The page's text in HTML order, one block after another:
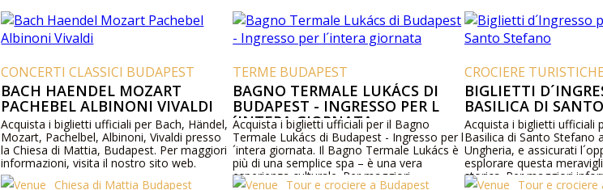
CONCERTI CLASSICI BUDAPEST
BACH HAENDEL MOZART
PACHEBEL ALBINONI VIVALDI
Acquista i biglietti ufficiali per Bach, Händel,
Mozart, Pachelbel, Albinoni, Vivaldi presso
la Chiesa di Mattia, Budapest. Per maggiori
informazioni, visita il nostro sito web.
Chiesa di Mattia Budapest
TERME BUDAPEST
BAGNO TERMALE LUKÁCS DI
BUDAPEST - INGRESSO PER L
´INTERA GIORNATA
Acquista i biglietti ufficiali per il Bagno
Termale Lukács di Budapest - Ingresso per l
´intera giornata. Il Bagno Termale Lukács è
più di una semplice spa – è una vera
esperienza culturale. Per maggiori
Tour e crociere a Budapest
CROCIERE
BIGLIETTI
BASILICA DI
Acquista i biglietti ufficiali
Basilica di Santo Stefano
Ungheria, e assicurati
esplorare questa
storica. Per maggiori
Tour e crociere